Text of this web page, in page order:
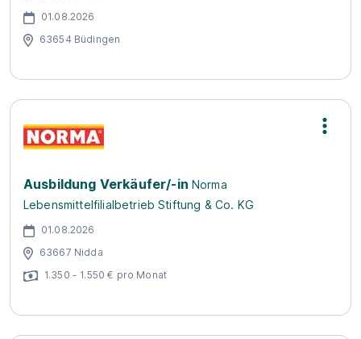
01.08.2026
63654 Büdingen
Ausbildung Verkäufer/-in Norma
Lebensmittelfilialbetrieb Stiftung & Co. KG
01.08.2026
63667 Nidda
1.350 - 1.550 € pro Monat